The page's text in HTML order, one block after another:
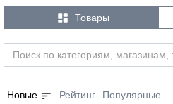
 Товары
Новые sort Рейтинг Популярные